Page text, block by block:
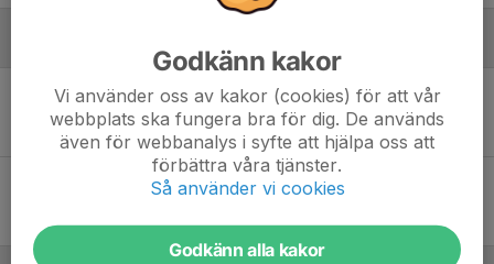
Lör 6
11:00
Nättraby GoIF F 13 (2012) - Lörby IF /Sgif
Nättraby IP
1
5
Lörby IF /Sgif - Sölvesborgs GIF/Lörby IF Svart
1-1
Godkänn kakor
Vi använder oss av kakor (cookies) för att vår
webbplats ska fungera bra för dig. De används
även för webbanalys i syfte att hjälpa oss att
förbättra våra tjänster.
Så använder vi cookies
Godkänn alla kakor